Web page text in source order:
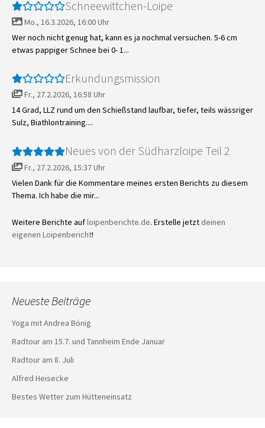
Schneewittchen-Loipe
Mo., 16.3.2026, 16:00 Uhr
Wer noch nicht genug hat, kann es ja nochmal versuchen. 5-6 cm
etwas pappiger Schnee bei 0- 1...
Erkundungsmission
Fr., 27.2.2026, 16:58 Uhr
14 Grad, LLZ rund um den Schießstand laufbar, tiefer, teils wässriger
Sulz, Biathlontraining....
Neues von der Südharzloipe Teil 2
Fr., 27.2.2026, 15:37 Uhr
Vielen Dank für die Kommentare meines ersten Berichts zu diesem
Thema. Ich habe die mir...
Weitere Berichte aufloipenberichte.de. Erstelle jetzt deinen
eigenen Loipenbericht!
Neueste Beiträge
Yoga mit Andrea Bönig
Radtour am 15.7. und Tannheim Ende Januar
Radtour am 8. Juli
Alfred Heisecke
Bestes Wetter zum Hütteneinsatz